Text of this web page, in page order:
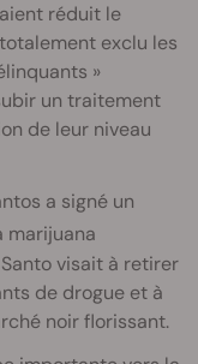
réduit le
exclu les
»
un traitement
de leur niveau
a signé un
marijuana
visait à retirer
de drogue et à
noir florissant.